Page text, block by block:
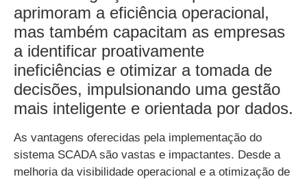
aprimoram a eficiência operacional,
mas também capacitam as empresas
a identificar proativamente
ineficiências e otimizar a tomada de
decisões, impulsionando uma gestão
mais inteligente e orientada por dados.
As vantagens oferecidas pela implementação do
sistema SCADA são vastas e impactantes. Desde a
melhoria da visibilidade operacional e a otimização de